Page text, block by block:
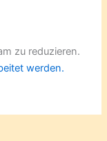
zu reduzieren.
werden.